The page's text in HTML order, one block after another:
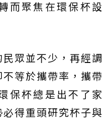
而聚焦在環保杯設
眾並不少，再經調
等於攜帶率，攜帶
保杯總是出不了家
得重頭研究杯子與